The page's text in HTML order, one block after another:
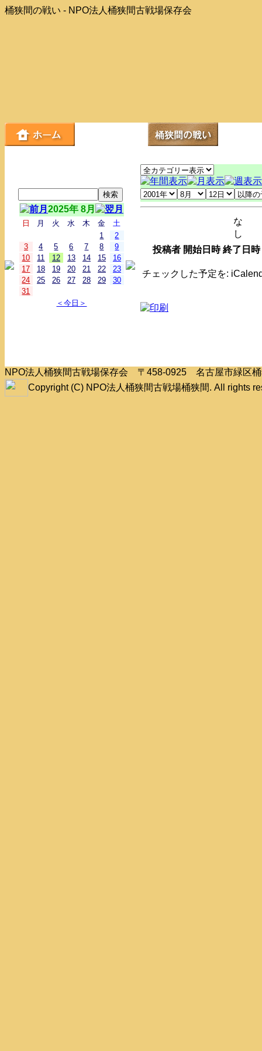
桶狭間の戦い - NPO法人桶狭間古戦場保存会
2025年 8月
日 月 火 水 木 金
土
1
2
3
4 5 6 7 8
9
10
11 12 13 14 15
16
17
18 19 20 21 22
23
24
25 26 27 28 29
30
31
＜今日＞
な
し
投稿者 開始日時 終了日時
チェックした予定を:
NPO法人桶狭間古戦場保存会 〒458-0925 名古屋市緑区
Copyright (C) NPO法人桶狭間古戦場桶狭間. All rights